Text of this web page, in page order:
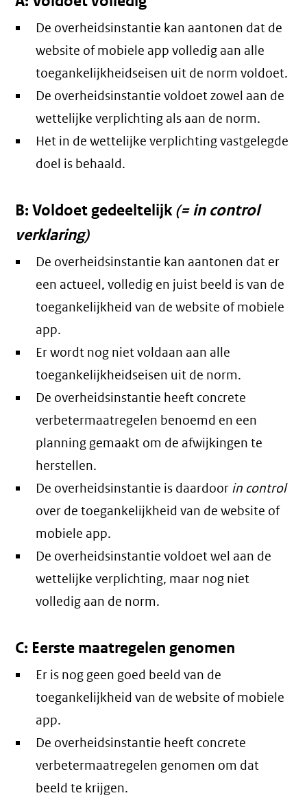
De overheidsinstantie kan aantonen dat de
website of mobiele app volledig aan alle
toegankelijkheidseisen uit de norm voldoet.
De overheidsinstantie voldoet zowel aan de
wettelijke verplichting als aan de norm.
Het in de wettelijke verplichting vastgelegde
doel is behaald.
B: Voldoet gedeeltelijk(= in control
verklaring)
De overheidsinstantie kan aantonen dat er
een actueel, volledig en juist beeld is van de
toegankelijkheid van de website of mobiele
app.
Er wordt nog niet voldaan aan alle
toegankelijkheidseisen uit de norm.
De overheidsinstantie heeft concrete
verbetermaatregelen benoemd en een
planning gemaakt om de afwijkingen te
herstellen.
De overheidsinstantie is daardoor in control
over de toegankelijkheid van de website of
mobiele app.
De overheidsinstantie voldoet wel aan de
wettelijke verplichting, maar nog niet
volledig aan de norm.
C: Eerste maatregelen genomen
Er is nog geen goed beeld van de
toegankelijkheid van de website of mobiele
app.
De overheidsinstantie heeft concrete
verbetermaatregelen genomen om dat
beeld te krijgen.